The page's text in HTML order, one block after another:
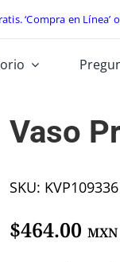
‘Compra en Línea’
Vaso
SKU: KVP109336
$464.00 MXN